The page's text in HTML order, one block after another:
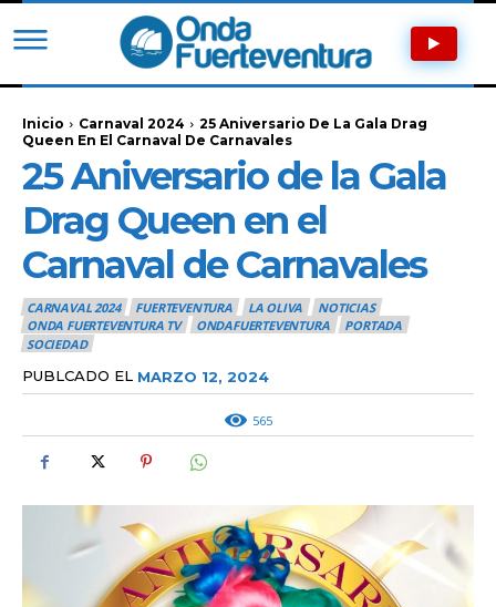
Inicio Carnaval 2024
25 Aniversario De La Gala Drag
Queen En El Carnaval De Carnavales
25 Aniversario de la Gala
Drag Queen en el
Carnaval de Carnavales
CARNAVAL 2024 FUERTEVENTURA LA OLIVA
NOTICIAS
ONDA FUERTEVENTURA TV
ONDAFUERTEVENTURA
PORTADA
SOCIEDAD
PUBLCADO EL MARZO 12, 2024
565